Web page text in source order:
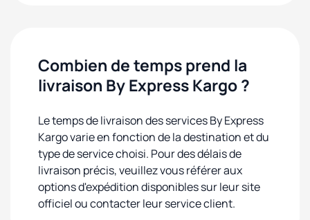
Combien de temps prend la
livraison By Express Kargo ?
Le temps de livraison des services By Express
Kargo varie en fonction de la destination et du
type de service choisi. Pour des délais de
livraison précis, veuillez vous référer aux
options d'expédition disponibles sur leur site
officiel ou contacter leur service client.